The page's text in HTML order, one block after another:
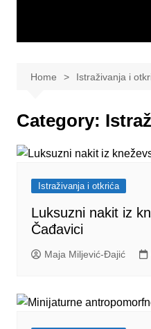
Home Istraživanja i
Category:
Istraživanja i otkrića
Luksuzni nakit iz
Čađavici
Maja Miljević-Đajić